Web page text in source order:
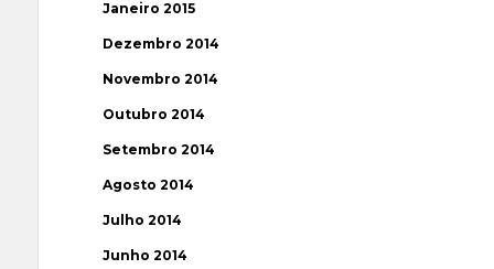
Janeiro 2015
Dezembro 2014
Novembro 2014
Outubro 2014
Setembro 2014
Agosto 2014
Julho 2014
Junho 2014